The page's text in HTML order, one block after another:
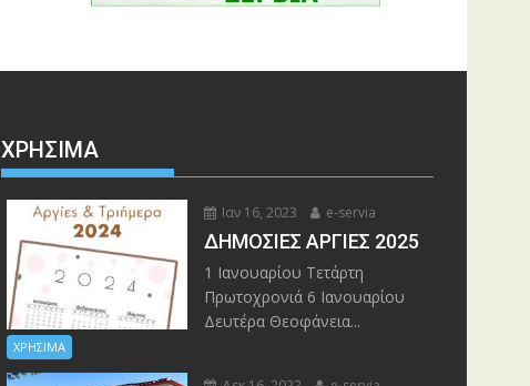
ΧΡΉΣΙΜΑ
Ιαν 16, 2023 e-servia
ΔΗΜΟΣΙΕΣ ΑΡΓΙΕΣ 2025
1 Ιανουαρίου Τετάρτη
Πρωτοχρονιά 6 Ιανουαρίου
Δευτέρα Θεοφάνεια...
ΧΡΗΣΙΜΑ